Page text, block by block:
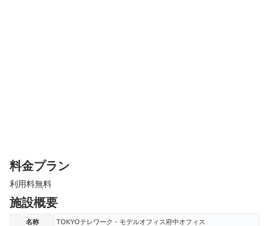
料金プラン
利用料無料
施設概要
名称 TOKYOテレワーク・モデルオフィス府中オフィス